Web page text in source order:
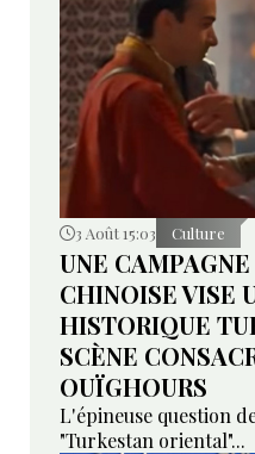
3 Août 15:03 Culture
UNE
CHINOISE VISE
HISTORIQUE
SCÈNE
OUÏGHOURS
L'épineuse question
"Turkestan oriental"...